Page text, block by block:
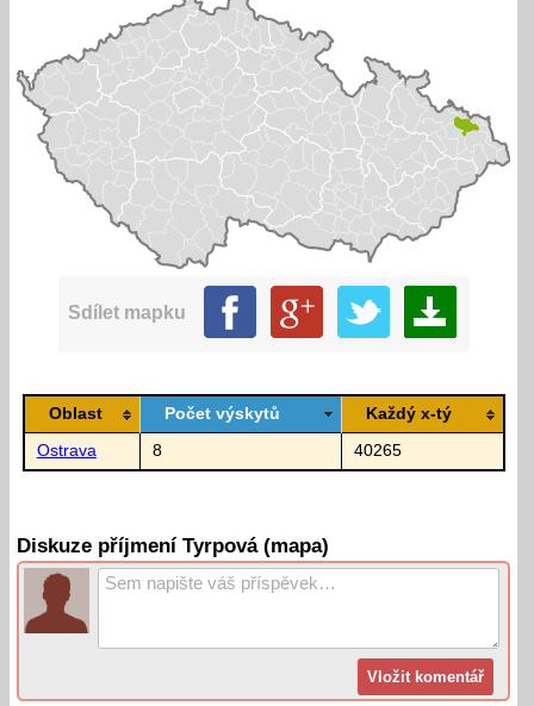
Sdílet mapku
Oblast Počet výskytů Každý x-tý
Ostrava 8 40265
Diskuze příjmení Tyrpová (mapa)